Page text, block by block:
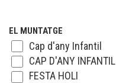
EL MUNTATGE
Cap d'any Infantil
CAP D'ANY INFANTIL
FESTA HOLI